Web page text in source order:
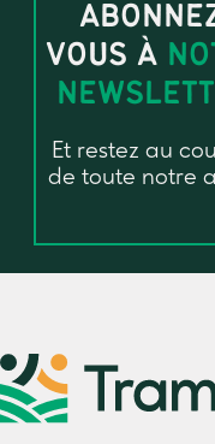
VOUS À
Et restez au
de toute notre